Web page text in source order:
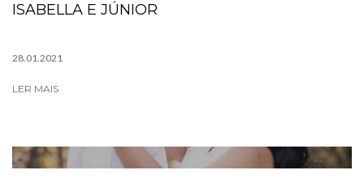
ISABELLA E JÚNIOR
28.01.2021
LER MAIS